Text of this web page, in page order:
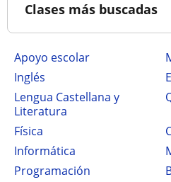
Clases más buscadas
Apoyo escolar
Inglés
Lengua Castellana y
Literatura
Física
Informática
Programación